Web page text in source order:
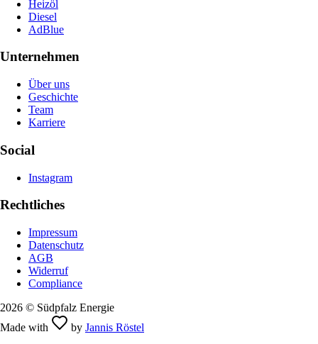
Heizöl
Diesel
AdBlue
Unternehmen
Über uns
Geschichte
Team
Karriere
Social
Instagram
Rechtliches
Impressum
Datenschutz
AGB
Widerruf
Compliance
2026 © Südpfalz Energie
Made with
by Jannis Röstel